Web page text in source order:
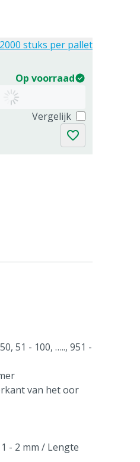
Op voorraad
Vergelijk
2000 stuks per pallet
51 - 100, ….., 951 -
van het oor
- 2 mm / Lengte